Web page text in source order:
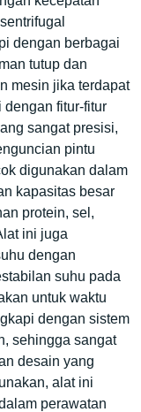
dengan berbagai
tutup dan
mesin jika terdapat
fitur-fitur
sangat presisi,
pintu
digunakan dalam
kapasitas besar
protein, sel,
ini juga
dengan
suhu pada
untuk waktu
dengan sistem
sehingga sangat
desain yang
alat ini
perawatan